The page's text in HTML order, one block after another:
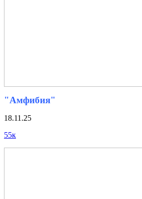
"Амфибия"
18.11.25
55к